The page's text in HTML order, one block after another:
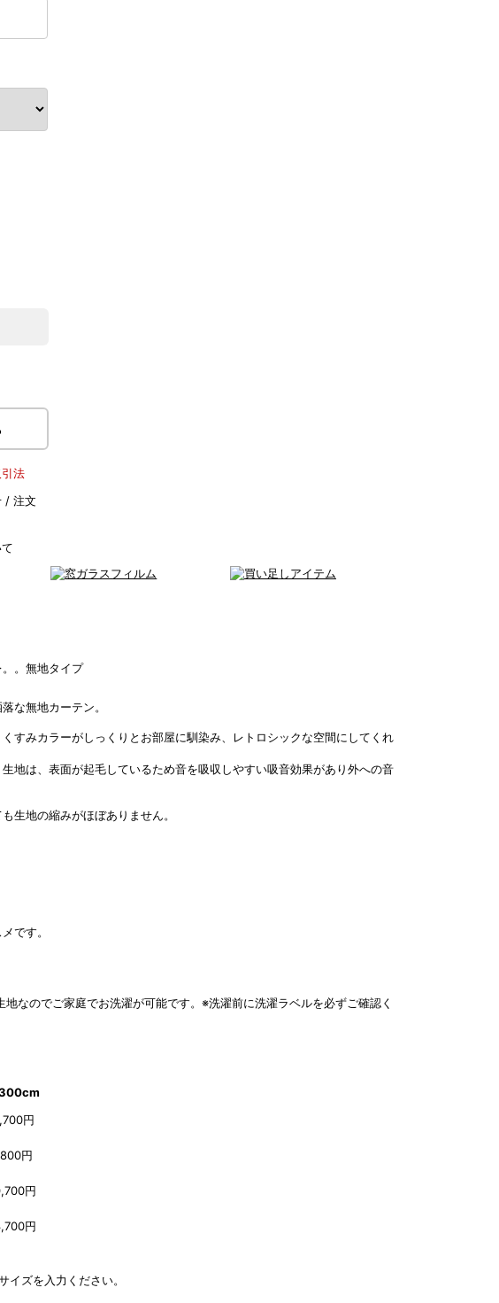
引法
/ 注文
。無地タイプ
な無地カーテン。
すみカラーがしっくりとお部屋に馴染み、レトロシックな空間にしてくれ
地は、表面が起毛しているため音を吸収しやすい吸音効果があり外への音
生地の縮みがほぼありません。
です。
なのでご家庭でお洗濯が可能です。※洗濯前に洗濯ラベルを必ずご確認く
円
円
円
円
ズを入力ください。